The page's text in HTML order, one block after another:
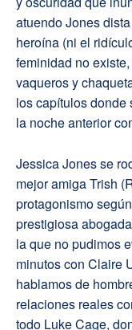
atuendo Jones
heroína (ni el
feminidad no
vaqueros y
los capítulos donde
la noche anterior
Jessica Jones se
mejor amiga Trish
protagonismo
prestigiosa
la que no pudimos
minutos con Claire
hablamos de
relaciones reales
todo Luke Cage,